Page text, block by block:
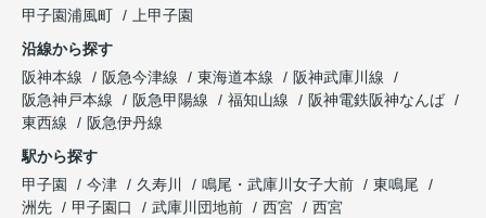
甲子園浦風町
上甲子園
沿線から探す
阪神本線
阪急今津線 東海道本線
阪神武庫川線
阪急神戸本線
阪急甲陽線 福知山線
阪神電鉄阪神なんば
東西線
阪急伊丹線
駅から探す
甲子園
今津 久寿川 鳴尾・武庫川女子大前
東鳴尾
洲先
甲子園口 武庫川団地前 西宮 西宮